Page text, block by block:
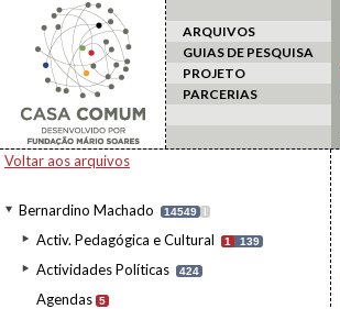
ARQUIVOS
GUIAS DE PESQUISA
PROJETO
PARCERIAS
Voltar aos arquivos
Bernardino Machado 14549 I
Activ. Pedagógica e Cultural 1 139
Actividades Políticas 424
Agendas 5